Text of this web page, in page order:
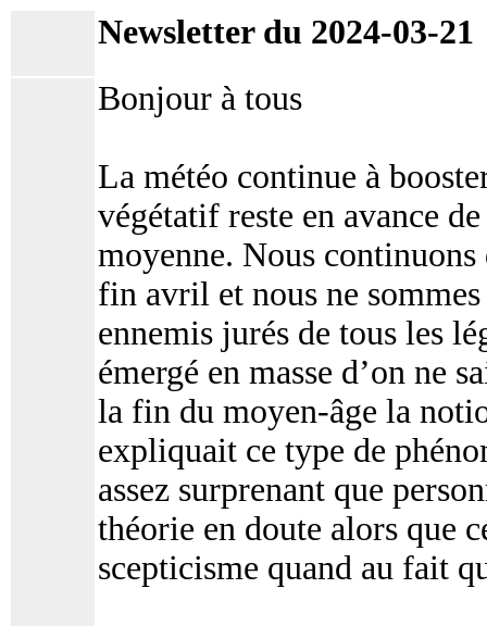
Newsletter du 2024-03-21
Bonjour à tous
La météo continue à
végétatif reste en avance
moyenne. Nous
fin avril et nous ne
ennemis jurés de tous les
émergé en masse d’on ne
la fin du moyen-âge la
expliquait ce type de
assez surprenant que
théorie en doute alors que
scepticisme quand au fait